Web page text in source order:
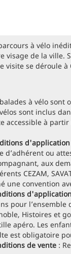
à vélo
visage de la ville.
visite se déroule
à vélo sont
sont inclus
accessible à
d’adhérent ou
aux
CEZAM,
une convention
pour l’ensemble
Histoires et
apéro. Les
est obligatoire
de vente :